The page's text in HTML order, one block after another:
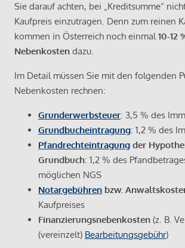
Sie darauf achten, bei „Kreditsumme“
Kaufpreis einzutragen. Denn zum reinen
kommen in Österreich noch einmal10-12
Nebenkosten dazu.
Im Detail müssen Sie mit den folgenden
Nebenkosten rechnen:
Grunderwerbsteuer: 3,5 % des
Grundbucheintragung: 1,2 % des
Pfandrechteintragung der
Grundbuch: 1,2 % des
möglichen NGS
Notargebühren bzw.
Kaufpreises
Finanzierungsnebenkosten (z. B.
(vereinzelt) Bearbeitungsgebühr)